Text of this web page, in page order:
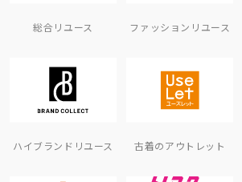
総合リユース ファッションリユース
ハイブランドリユース 古着のアウトレット